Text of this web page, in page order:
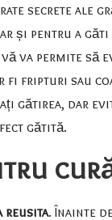
secrete ale
și pentru a
va permite
fi fripturi sau
gătirea, dar
gătită.
reusita. Înainte